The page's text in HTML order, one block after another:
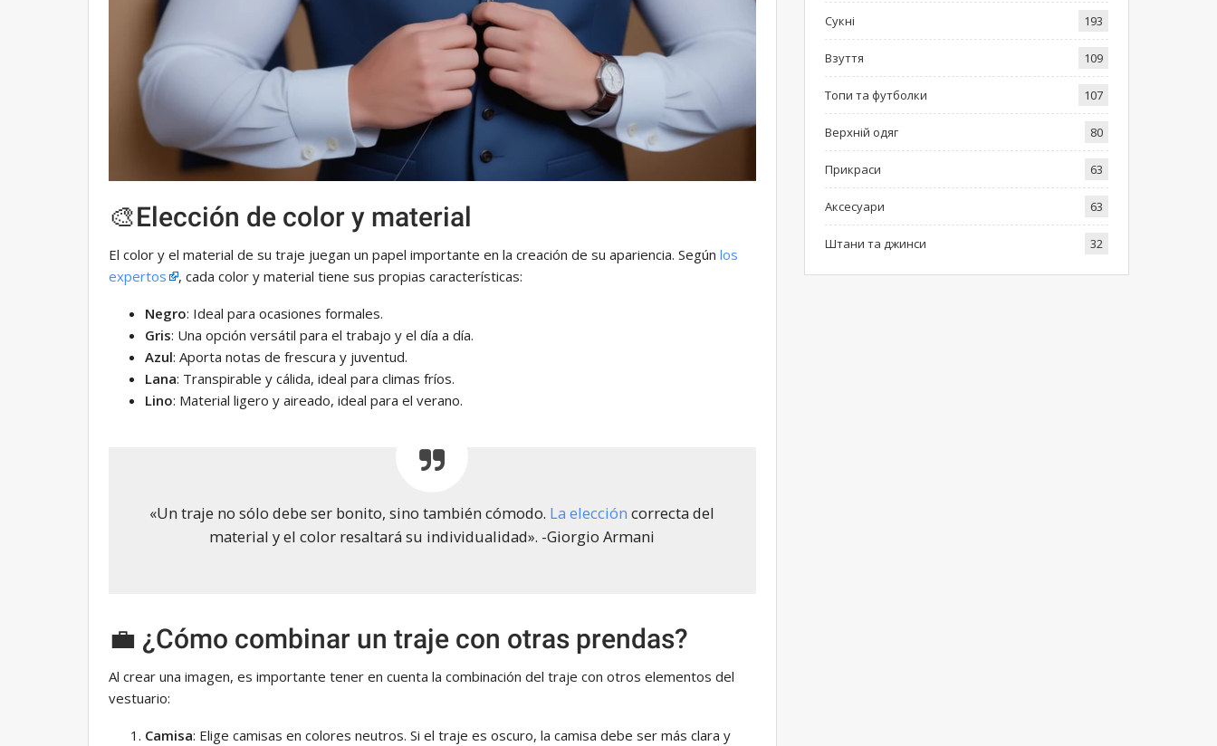
🎨Elección de color y material
El color y el material de su traje juegan un papel importante en la creación de su apariencia. Según los
expertos
, cada color y material tiene sus propias características:
Negro: Ideal para ocasiones formales.
Gris: Una opción versátil para el trabajo y el día a día.
Azul: Aporta notas de frescura y juventud.
Lana: Transpirable y cálida, ideal para climas fríos.
Lino: Material ligero y aireado, ideal para el verano.
«Un traje no sólo debe ser bonito, sino también cómodo. La elección correcta del
material y el color resaltará su individualidad». -Giorgio Armani
💼 ¿Cómo combinar un traje con otras prendas?
Al crear una imagen, es importante tener en cuenta la combinación del traje con otros elementos del
vestuario:
Camisa: Elige camisas en colores neutros. Si el traje es oscuro, la camisa debe ser más clara y
Сукні 193
Взуття 109
Топи та футболки 107
Верхній одяг 80
Прикраси 63
Аксесуари 63
Штани та джинси 32